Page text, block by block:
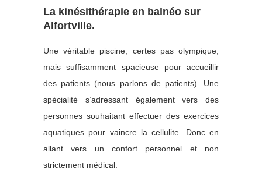
La kinésithérapie en balnéo sur
Alfortville.
Une véritable piscine, certes pas olympique,
mais suffisamment spacieuse pour accueillir
des patients (nous parlons de patients). Une
spécialité s’adressant également vers des
personnes souhaitant effectuer des exercices
aquatiques pour vaincre la cellulite. Donc en
allant vers un confort personnel et non
strictement médical.